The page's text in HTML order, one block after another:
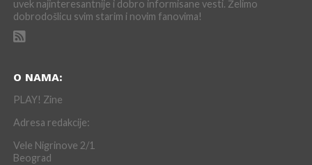
uvek najinteresantnije i dobro informisane vesti. Želimo
dobrodošlicu svim starim i novim fanovima!
O NAMA:
PLAY! Zine
Adresa redakcije:
Vele Nigrinove 2/1
Beograd